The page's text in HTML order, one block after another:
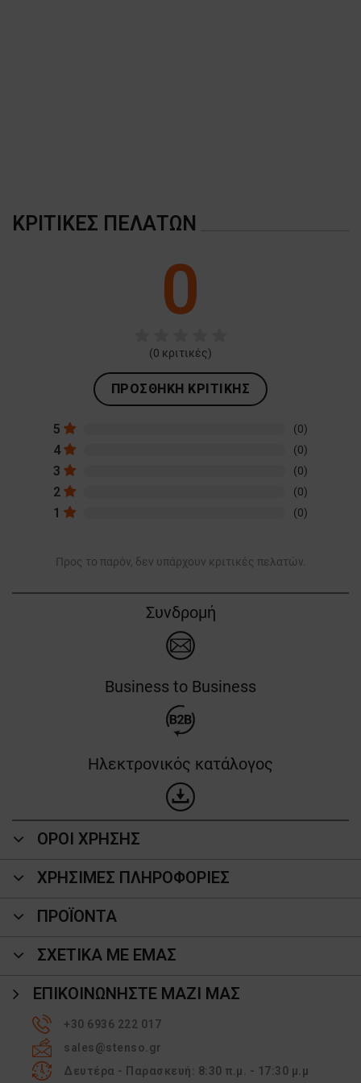
ΚΡΙΤΙΚΈΣ ΠΕΛΑΤΏΝ
0
(0 κριτικές)
ΠΡΟΣΘΉΚΗ ΚΡΙΤΙΚΉΣ
5 (0)
4 (0)
3 (0)
2 (0)
1 (0)
Προς το παρόν, δεν υπάρχουν κριτικές πελατών.
Συνδρομή
Business to Business
Ηλεκτρονικός κατάλογος
ΟΡΟΙ ΧΡΗΣΗΣ
ΧΡΗΣΙΜΕΣ ΠΛΗΡΟΦΟΡΙΕΣ
ΠΡΟΪΌΝΤΑ
ΣΧΕΤΙΚΑ ΜΕ ΕΜΑΣ
ΕΠΙΚΟΙΝΩΝΉΣΤΕ ΜΑΖΊ ΜΑΣ
+30 6936 222 017
sales@stenso.gr
Δευτέρα - Παρασκευή: 8:30 π.μ. - 17:30 μ.μ